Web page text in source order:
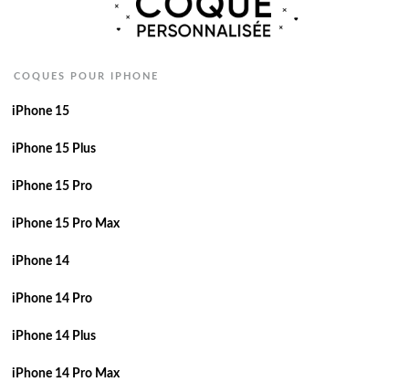
COQUES POUR IPHONE
iPhone 15
iPhone 15 Plus
iPhone 15 Pro
iPhone 15 Pro Max
iPhone 14
iPhone 14 Pro
iPhone 14 Plus
iPhone 14 Pro Max